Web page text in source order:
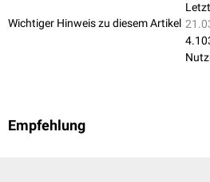
Wichtiger Hinweis zu diesem Artikel
Empfehlung